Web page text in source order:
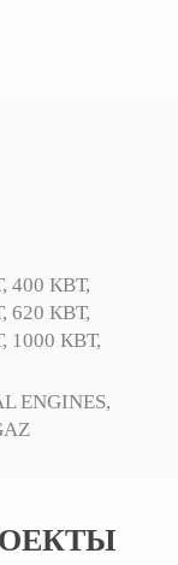
400 КВТ,
620 КВТ,
1000 КВТ,
ENGINES,